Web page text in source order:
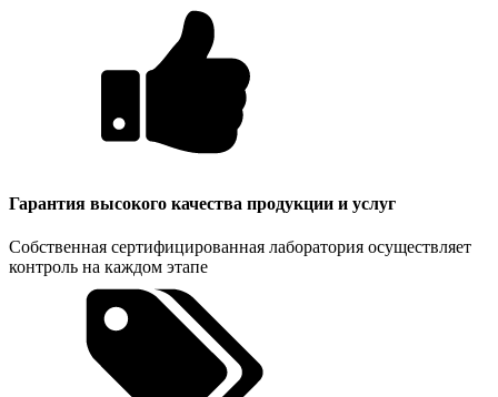
Гарантия высокого качества продукции и услуг
Собственная сертифицированная лаборатория осуществляет
контроль на каждом этапе